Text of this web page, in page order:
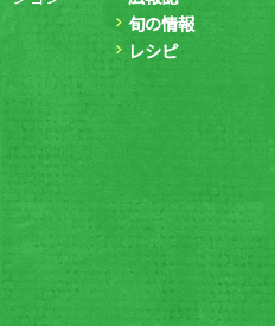
旬の情報
レシピ